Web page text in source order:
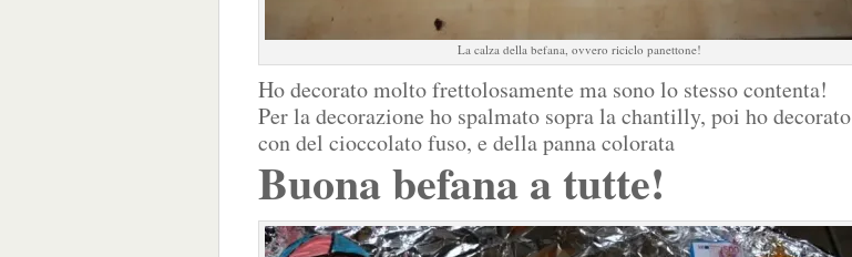
La calza della befana, ovvero riciclo panettone!
Ho decorato molto frettolosamente ma sono lo stesso contenta!
Per la decorazione ho spalmato sopra la chantilly, poi ho decorato
con del cioccolato fuso, e della panna colorata
Buona befana a tutte!